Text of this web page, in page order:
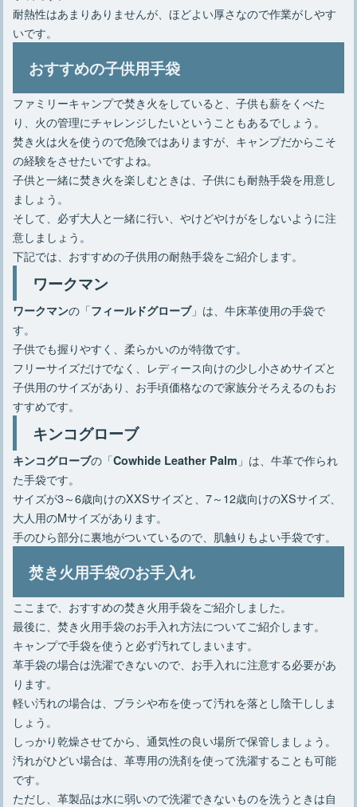
耐熱性はあまりありませんが、ほどよい厚さなので作業がしやす
いです。
おすすめの子供用手袋
ファミリーキャンプで焚き火をしていると、子供も薪をくべた
り、火の管理にチャレンジしたいということもあるでしょう。
焚き火は火を使うので危険ではありますが、キャンプだからこそ
の経験をさせたいですよね。
子供と一緒に焚き火を楽しむときは、子供にも耐熱手袋を用意し
ましょう。
そして、必ず大人と一緒に行い、やけどやけがをしないように注
意しましょう。
下記では、おすすめの子供用の耐熱手袋をご紹介します。
ワークマン
ワークマンの「フィールドグローブ」は、牛床革使用の手袋で
す。
子供でも握りやすく、柔らかいのが特徴です。
フリーサイズだけでなく、レディース向けの少し小さめサイズと
子供用のサイズがあり、お手頃価格なので家族分そろえるのもお
すすめです。
キンコグローブ
キンコグローブの「Cowhide Leather Palm 」は、牛革で作られ
た手袋です。
サイズが3～6歳向けのXXSサイズと、7～12歳向けのXSサイズ、
大人用のMサイズがあります。
手のひら部分に裏地がついているので、肌触りもよい手袋です。
焚き火用手袋のお手入れ
ここまで、おすすめの焚き火用手袋をご紹介しました。
最後に、焚き火用手袋のお手入れ方法についてご紹介します。
キャンプで手袋を使うと必ず汚れてしまいます。
革手袋の場合は洗濯できないので、お手入れに注意する必要があ
ります。
軽い汚れの場合は、ブラシや布を使って汚れを落とし陰干ししま
しょう。
しっかり乾燥させてから、通気性の良い場所で保管しましょう。
汚れがひどい場合は、革専用の洗剤を使って洗濯することも可能
です。
ただし、革製品は水に弱いので洗濯できないものを洗うときは自